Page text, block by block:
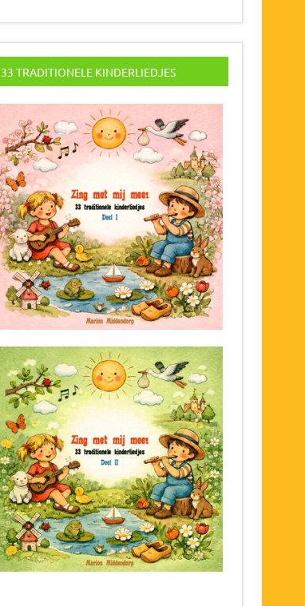
33 TRADITIONELE KINDERLIEDJES